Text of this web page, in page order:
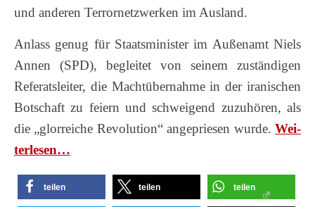
und anderen Terrornetzwerken im Ausland.
Anlass genug für Staatsminister im Außenamt Niels
Annen (SPD), begleitet von seinem zuständigen
Referatsleiter, die Machtübernahme in der iranischen
Botschaft zu feiern und schweigend zuzuhören, als
die „glorreiche Revolution“ angepriesen wurde. Wei­
ter­le­sen…
teilen teilen teilen